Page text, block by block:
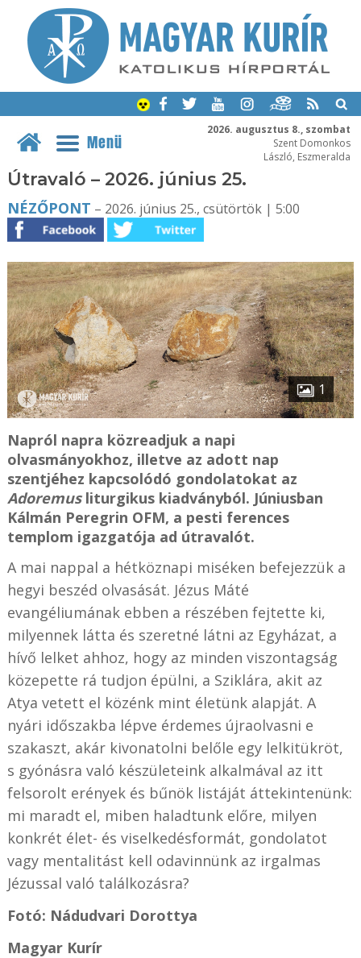
2026. augusztus 8., szombat
Szent Domonkos
László, Eszmeralda
Menü
Útravaló – 2026. június 25.
NÉZŐPONT – 2026. június 25., csütörtök | 5:00
1
Napról napra közreadjuk a napi
olvasmányokhoz, illetve az adott nap
szentjéhez kapcsolódó gondolatokat az
Adoremusliturgikus kiadványból. Júniusban
Kálmán Peregrin OFM, a pesti ferences
templom igazgatója ad útravalót.
A mai nappal a hétköznapi miséken befejezzük a
hegyi beszéd olvasását. Jézus Máté
evangéliumának ebben a részében fejtette ki,
milyennek látta és szeretné látni az Egyházat, a
hívő lelket ahhoz, hogy az minden viszontagság
közepette rá tudjon épülni, a Sziklára, akit az
Atya vetett el közénk mint életünk alapját. A
nyári időszakba lépve érdemes újraolvasni e
szakaszt, akár kivonatolni belőle egy lelkitükröt,
s gyónásra való készületeink alkalmával az itt
felsorolt erények és bűnök listáját áttekintenünk:
mi maradt el, miben haladtunk előre, milyen
konkrét élet- és viselkedésformát, gondolatot
vagy mentalitást kell odavinnünk az irgalmas
Jézussal való találkozásra?
Fotó: Nádudvari Dorottya
Magyar Kurír